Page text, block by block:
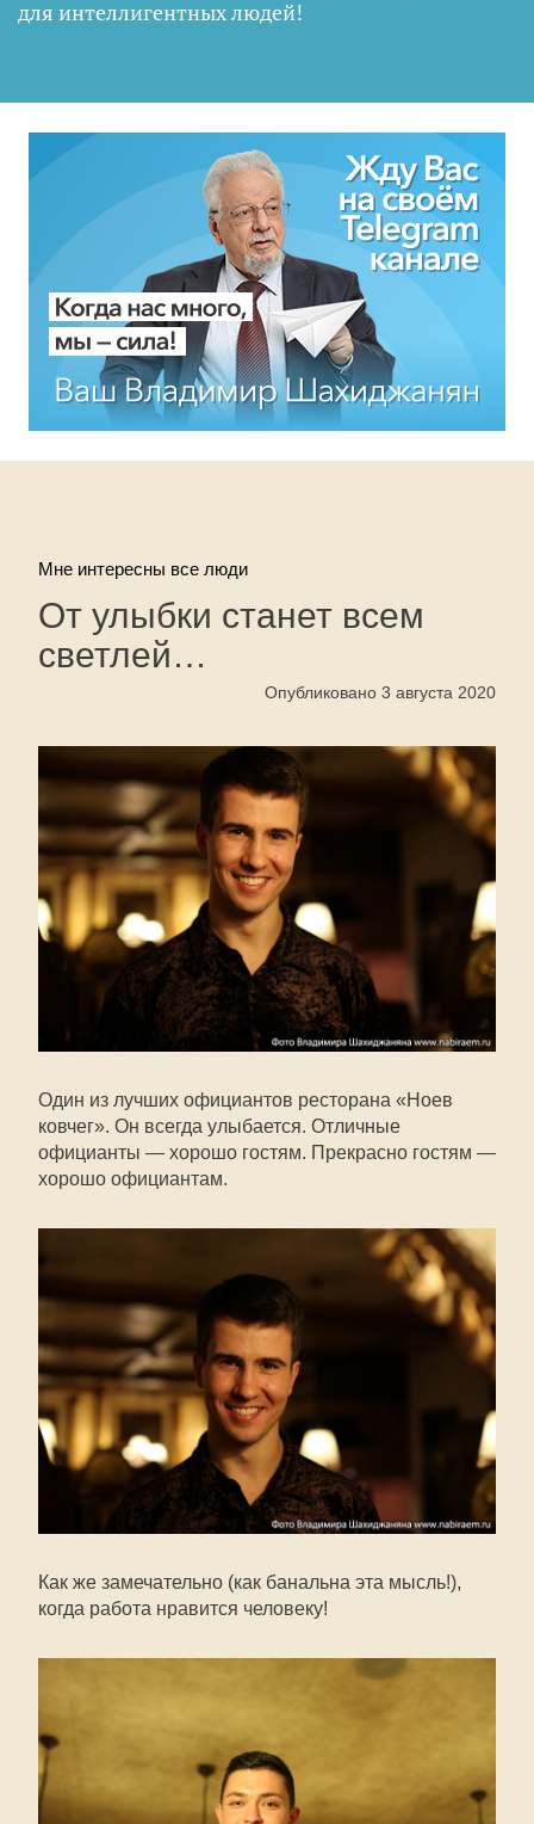
для интеллигентных людей!
Мне интересны все люди
От улыбки станет всем
светлей…
Опубликовано 3 августа 2020
Один из лучших официантов ресторана «Ноев
ковчег». Он всегда улыбается. Отличные
официанты — хорошо гостям. Прекрасно гостям —
хорошо официантам.
Как же замечательно (как банальна эта мысль!),
когда работа нравится человеку!